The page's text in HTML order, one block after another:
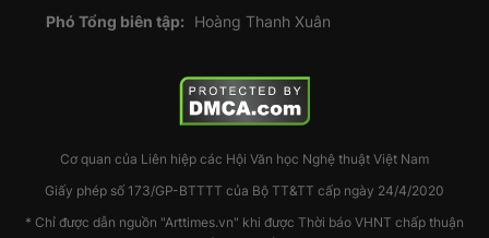
Phó Tổng biên tập:
Hoàng Thanh Xuân
Cơ quan của Liên hiệp các Hội Văn học Nghệ thuật Việt Nam
Giấy phép số 173/GP-BTTTT của Bộ TT&TT cấp ngày 24/4/2020
* Chỉ được dẫn nguồn "Arttimes.vn" khi được Thời báo VHNT chấp thuận